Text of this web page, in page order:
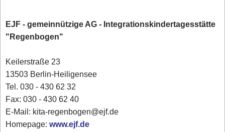
EJF - gemeinnützige AG - Integrationskindertagesstätte
"Regenbogen"
Keilerstraße 23
13503 Berlin-Heiligensee
Tel. 030 - 430 62 32
Fax: 030 - 430 62 40
E-Mail: kita-regenbogen@ejf.de
Homepage:www.ejf.de